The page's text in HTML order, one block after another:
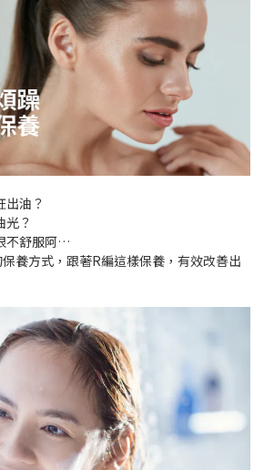
出油？
光？
不舒服阿…
養方式，跟著R編這樣保養，有效改善出